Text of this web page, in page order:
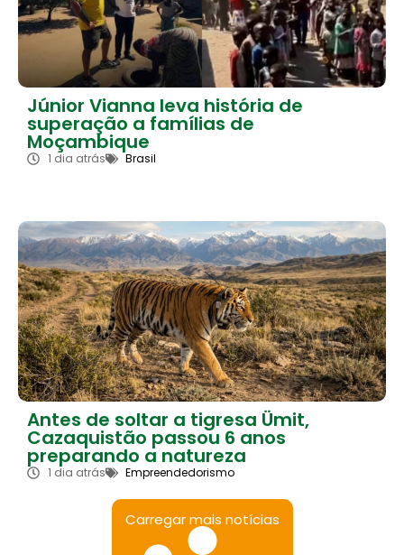
Júnior Vianna leva história de
superação a famílias de
Moçambique
1 dia atrás Brasil
Antes de soltar a tigresa Ümit,
Cazaquistão passou 6 anos
preparando a natureza
1 dia atrás Empreendedorismo
Carregar mais notícias